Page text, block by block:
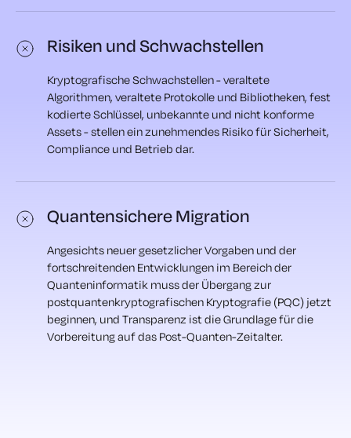
Risiken und Schwachstellen
Kryptografische Schwachstellen - veraltete
Algorithmen, veraltete Protokolle und Bibliotheken, fest
kodierte Schlüssel, unbekannte und nicht konforme
Assets - stellen ein zunehmendes Risiko für Sicherheit,
Compliance und Betrieb dar.
Quantensichere Migration
Angesichts neuer gesetzlicher Vorgaben und der
fortschreitenden Entwicklungen im Bereich der
Quanteninformatik muss der Übergang zur
postquantenkryptografischen Kryptografie (PQC) jetzt
beginnen, und Transparenz ist die Grundlage für die
Vorbereitung auf das Post-Quanten-Zeitalter.